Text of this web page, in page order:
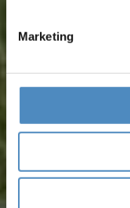
Marketing